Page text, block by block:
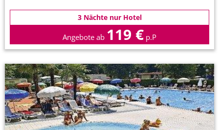
3 Nächte nur Hotel
Angebote ab 119 € p.P